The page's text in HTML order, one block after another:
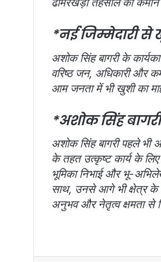
ढीमरखेड़ा तहसील की कमान
*नई जिम्मेदारी
अशोक सिंह बागरी के
वरिष्ठ जन, अधिकारी और
आम जनता में भी खुशी का
*अशोक सिंह
अशोक सिंह बागरी पहले भी
के तहत उत्कृष्ट कार्य के लिए
भूमिका निभाई और भू-
साथ, उनसे आगे भी क्षेत्र के
अनुभव और नेतृत्व क्षमता से